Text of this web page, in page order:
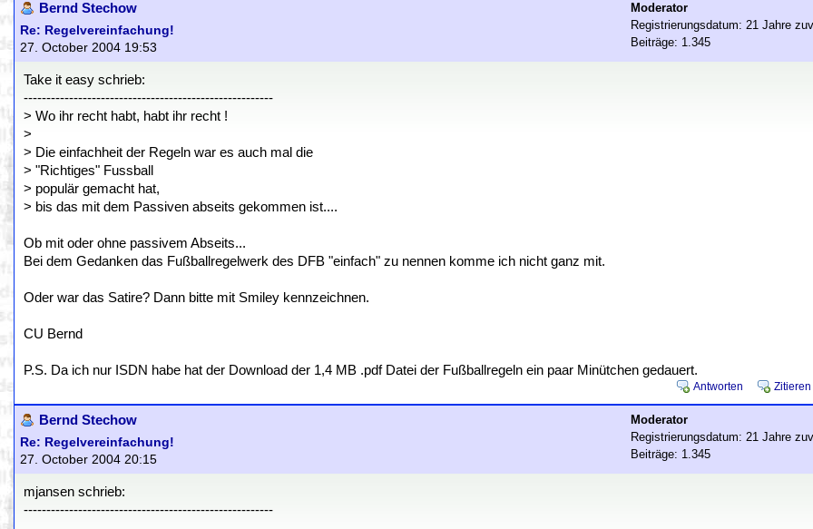
Bernd Stechow
Re: Regelvereinfachung!
27. October 2004 19:53
Moderator
Registrierungsdatum: 21 Jahre
Beiträge: 1.345
Take it easy schrieb:
-------------------------------------------------------
> Wo ihr recht habt, habt ihr recht !
>
> Die einfachheit der Regeln war es auch mal die
> "Richtiges" Fussball
> populär gemacht hat,
> bis das mit dem Passiven abseits gekommen ist....
Ob mit oder ohne passivem Abseits...
Bei dem Gedanken das Fußballregelwerk des DFB "einfach" zu nennen komme ich nicht ganz mit.
Oder war das Satire? Dann bitte mit Smiley kennzeichnen.
CU Bernd
P.S. Da ich nur ISDN habe hat der Download der 1,4 MB .pdf Datei der Fußballregeln ein paar Minütchen gedauert.
Antworten Zitieren
Bernd Stechow
Re: Regelvereinfachung!
27. October 2004 20:15
Moderator
Registrierungsdatum: 21 Jahre
Beiträge: 1.345
mjansen schrieb:
-------------------------------------------------------